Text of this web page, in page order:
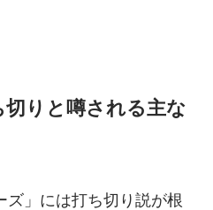
切りと噂される主な
ズ」には打ち切り説が根